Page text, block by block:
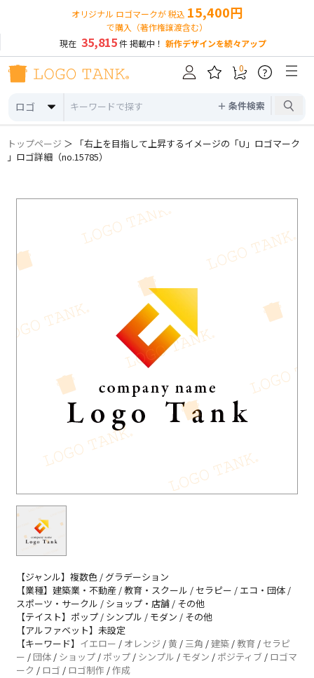
オリジナル ロゴマークが 税込 15,400円
で購入（著作権譲渡含む）
現在 35,815件 掲載中！ 新作デザインを続々アップ
ロゴ ＋ 条件検索
0 ?
トップページ ＞ 「右上を目指して上昇するイメージの「U」ロゴマーク
」ロゴ詳細（no.15785）
【ジャンル】複数色 / グラデーション
【業種】建築業・不動産 / 教育・スクール / セラピー / エコ・団体 /
スポーツ・サークル / ショップ・店舗 / その他
【テイスト】ポップ / シンプル / モダン / その他
【アルファベット】未設定
【キーワード】 イエロー / オレンジ /黄 / 三角 /建築 / 教育 / セラピ
ー /団体 / ショップ / ポップ / シンプル / モダン / ポジティブ / ロゴマ
ーク / ロゴ / ロゴ制作 /作成